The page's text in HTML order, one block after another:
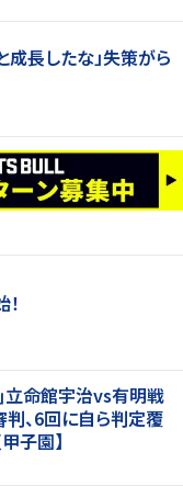
成長したな」失策がら
立命館宇治vs有明戦
、6回に自ら判定覆
子園】